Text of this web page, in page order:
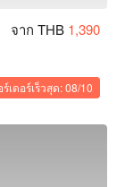
จาก THB 1,390
เดอร์เร็วสุด: 08/10